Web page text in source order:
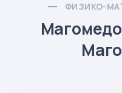
ФИЗИКО-